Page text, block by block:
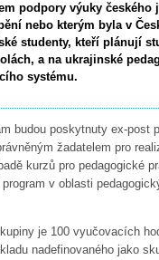
podpory výuky českého
nebo kterým byla v
studenty, kteří plánují
a na ukrajinské
systému.
budou poskytnuty ex-post
žadatelem pro
kurzů pro pedagogické
v oblasti
je 100 vyučovacích
nadefinovaného jako